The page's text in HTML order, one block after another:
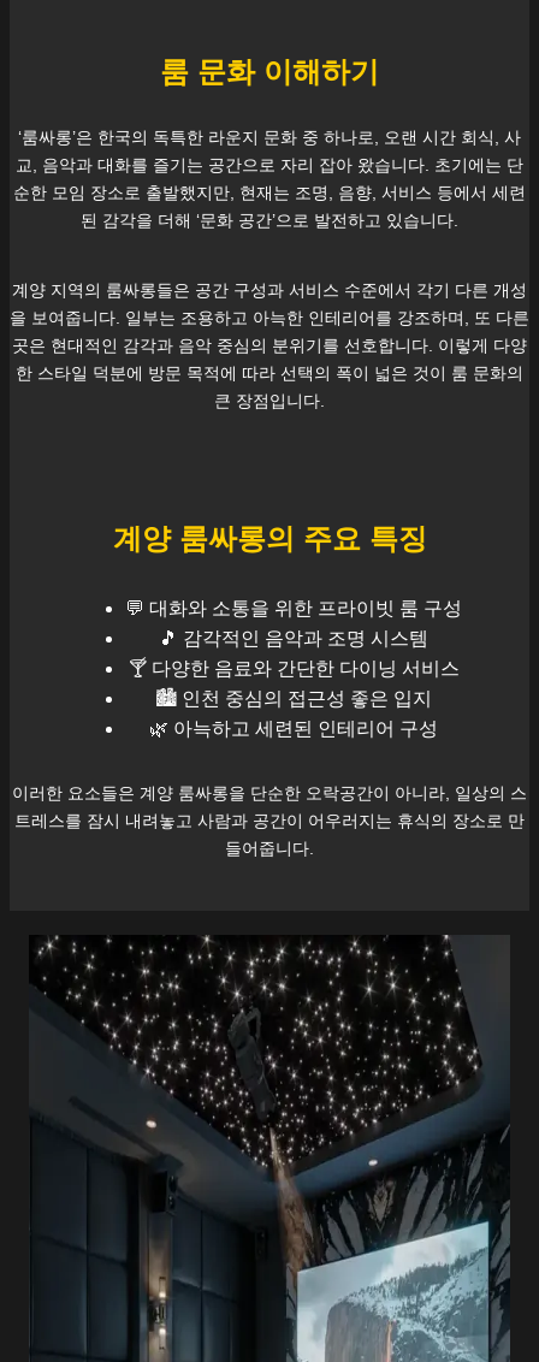
룸 문화 이해하기
‘룸싸롱’은 한국의 독특한 라운지 문화 중 하나로, 오랜 시간 회식, 사
교, 음악과 대화를 즐기는 공간으로 자리 잡아 왔습니다. 초기에는 단
순한 모임 장소로 출발했지만, 현재는 조명, 음향, 서비스 등에서 세련
된 감각을 더해 ‘문화 공간’으로 발전하고 있습니다.
계양 지역의 룸싸롱들은 공간 구성과 서비스 수준에서 각기 다른 개성
을 보여줍니다. 일부는 조용하고 아늑한 인테리어를 강조하며, 또 다른
곳은 현대적인 감각과 음악 중심의 분위기를 선호합니다. 이렇게 다양
한 스타일 덕분에 방문 목적에 따라 선택의 폭이 넓은 것이 룸 문화의
큰 장점입니다.
계양룸싸롱의 주요 특징
💬 대화와 소통을 위한 프라이빗 룸 구성
🎵 감각적인 음악과 조명 시스템
🍸 다양한 음료와 간단한 다이닝 서비스
🏙️ 인천 중심의 접근성 좋은 입지
🌿 아늑하고 세련된 인테리어 구성
이러한 요소들은 계양 룸싸롱을 단순한 오락공간이 아니라, 일상의 스
트레스를 잠시 내려놓고 사람과 공간이 어우러지는 휴식의 장소로 만
들어줍니다.